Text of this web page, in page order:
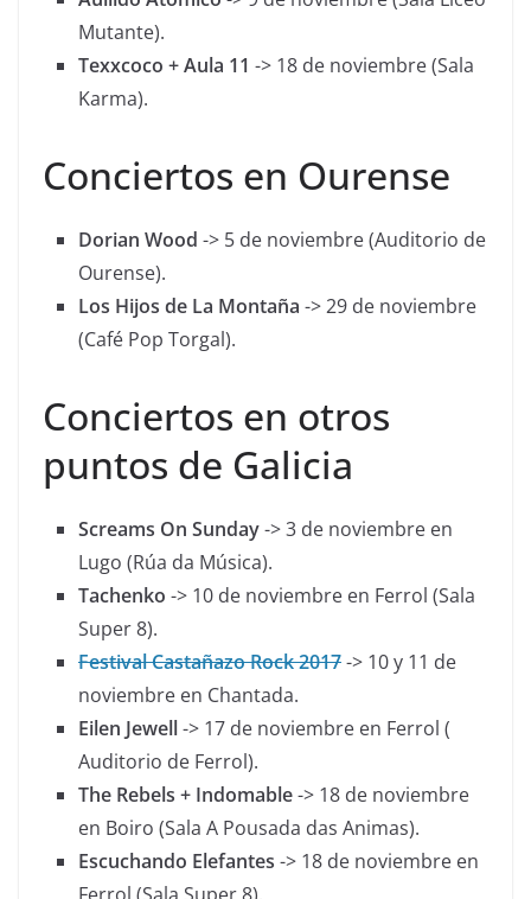
Mutante).
Texxcoco + Aula 11 -> 18 de noviembre (Sala
Karma).
Conciertos en Ourense
Dorian Wood -> 5 de noviembre (Auditorio de
Ourense).
Los Hijos de La Montaña -> 29 de noviembre
(Café Pop Torgal).
Conciertos en otros
puntos de Galicia
Screams On Sunday-> 3 de noviembre en
Lugo (Rúa da Música).
Tachenko -> 10 de noviembre en Ferrol (Sala
Super 8).
Festival Castañazo Rock 2017-> 10 y 11 de
noviembre en Chantada.
Eilen Jewell-> 17 de noviembre en Ferrol (​
Auditorio de Ferrol).
The Rebels + Indomable-> 18 de noviembre
en Boiro (Sala A Pousada das Animas).
Escuchando Elefantes -> 18 de noviembre en